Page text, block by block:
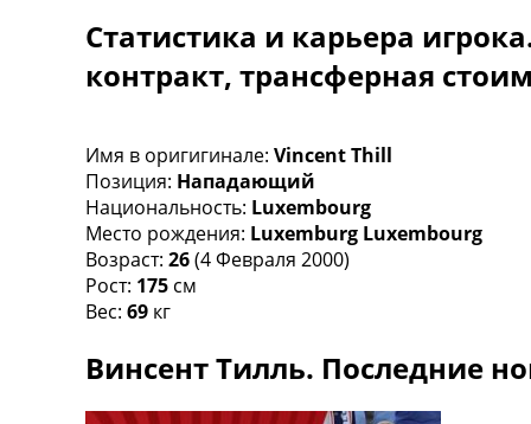
Англия. Премьер Лига
Испания. Ла Лига
Другие Турниры >>>
Таблицы групп Чемпионата Мира
Украина. Премьер-Лига
Украина. Первая Лига
Лига Чемпионов. Таблицы групп
Англия. Премьер-Лига
Испания. Ла Лига
Рейтинг стран УЕФА
Рейтинг клубов УЕФА
Рейтинг ФИФА
Статистика и карьера
контракт, трансферная
Имя в оригигинале: Vincent Thill
Позиция: Нападающий
Национальность: Luxembourg
Место рождения: Luxemburg Luxembourg
Возраст: 26(4 Февраля 2000)
Рост: 175 см
Вес: 69 кг
Винсент Тилль. Последние